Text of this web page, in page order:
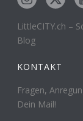
LittleCITY.ch –
Blog
KONTAKT
Fragen,
Dein Mail!